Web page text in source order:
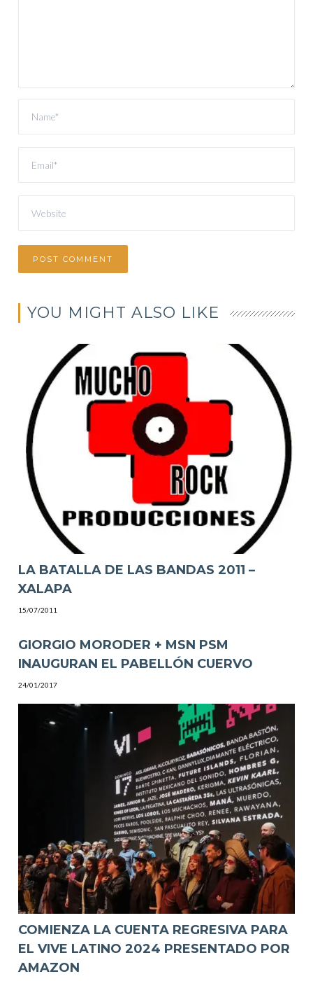
YOU MIGHT ALSO LIKE
LA BATALLA DE LAS BANDAS 2011 –
XALAPA
15/07/2011
GIORGIO MORODER + MSN PSM
INAUGURAN EL PABELLÓN CUERVO
24/01/2017
COMIENZA LA CUENTA REGRESIVA PARA
EL VIVE LATINO 2024 PRESENTADO POR
AMAZON